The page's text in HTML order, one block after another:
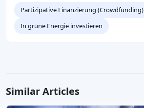
Partizipative Finanzierung (Crowdfunding)
In grüne Energie investieren
Similar Articles